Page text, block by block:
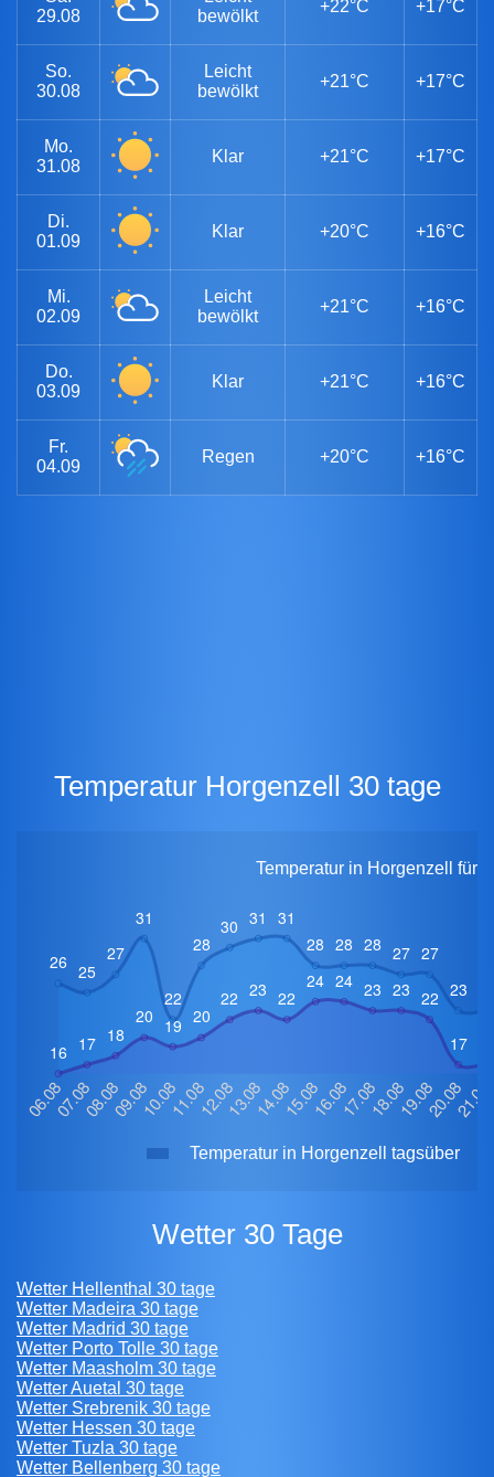
29.08
bewölkt
+22°C +17°C
So.
30.08
Leicht
bewölkt
+21°C +17°C
Mo.
31.08
Klar +21°C +17°C
Di.
01.09
Klar +20°C +16°C
Mi.
02.09
Leicht
bewölkt
+21°C +16°C
Do.
03.09
Klar +21°C +16°C
Fr.
04.09
Regen +20°C +16°C
Temperatur Horgenzell 30 tage
Temperatur in Horgenzell für
Temperatur in Horgenzell tagsüber
Wetter 30 Tage
Wetter Hellenthal 30 tage
Wetter Madeira 30 tage
Wetter Madrid 30 tage
Wetter Porto Tolle 30 tage
Wetter Maasholm 30 tage
Wetter Auetal 30 tage
Wetter Srebrenik 30 tage
Wetter Hessen 30 tage
Wetter Tuzla 30 tage
Wetter Bellenberg 30 tage